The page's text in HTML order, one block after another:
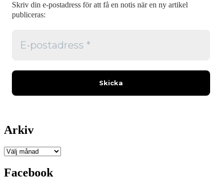
Skriv din e-postadress för att få en notis när en ny artikel
publiceras:
Arkiv
Arkiv
Facebook